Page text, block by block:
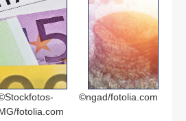
fotolia.com
©ngad/fotolia.com